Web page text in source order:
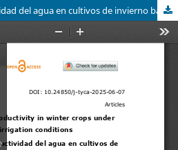
Rendimiento y productividad del agua en cultivos de invierno bajo riego deficitario